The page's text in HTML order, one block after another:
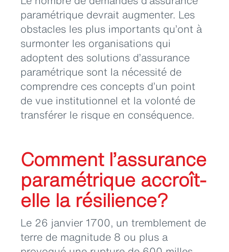
paramétrique devrait augmenter. Les
obstacles les plus importants qu’ont à
surmonter les organisations qui
adoptent des solutions d’assurance
paramétrique sont la nécessité de
comprendre ces concepts d’un point
de vue institutionnel et la volonté de
transférer le risque en conséquence.
Comment l’assurance
paramétrique accroît-
elle la résilience?
Le 26 janvier 1700, un tremblement de
terre de magnitude 8 ou plus a